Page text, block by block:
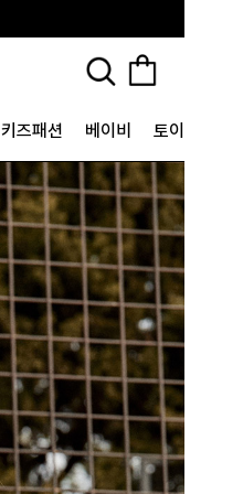
키즈패션 베이비 토이&굿즈